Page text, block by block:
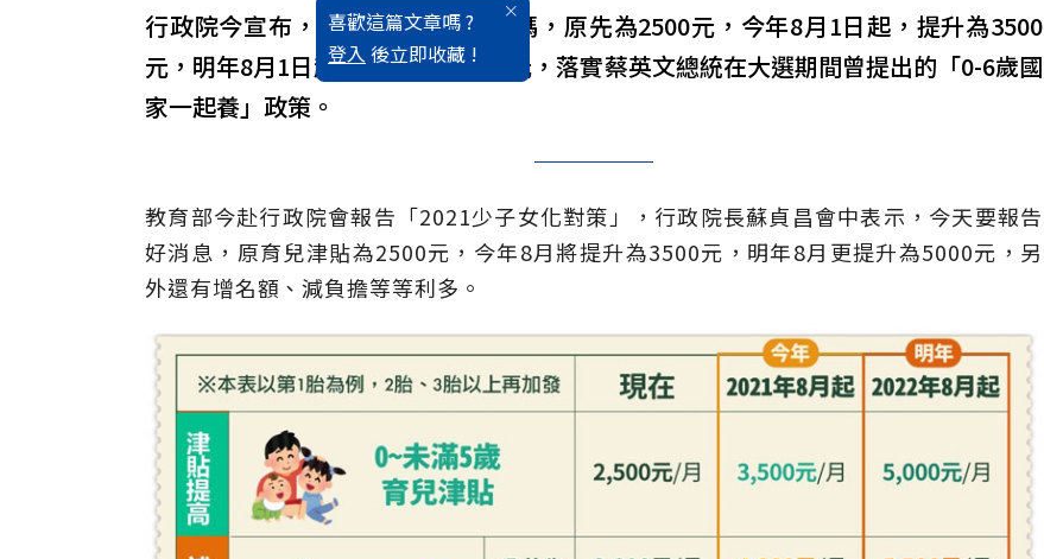
喜歡這篇文章嗎 ?
登入 後立即收藏 !
行政院今宣布，育兒津貼分階段加碼，原先為2500元，今年8月1日起，提升為3500
元，明年8月1日起則每月發放5000元，落實蔡英文總統在大選期間曾提出的「0-6歲國
家一起養」政策。
教育部今赴行政院會報告「2021少子女化對策」，行政院長蘇貞昌會中表示，今天要報告
好消息，原育兒津貼為2500元，今年8月將提升為3500元，明年8月更提升為5000元，另
外還有增名額、減負擔等等利多。